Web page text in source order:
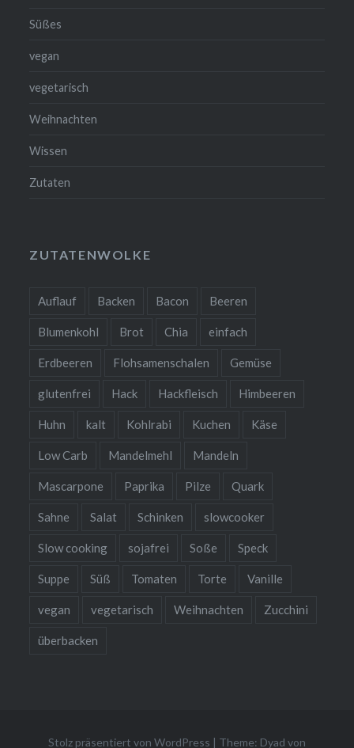
❆
Süßes
vegan
vegetarisch
Weihnachten
Wissen
Zutaten
ZUTATENWOLKE
Auflauf Backen Bacon Beeren
Blumenkohl Brot Chia einfach
Erdbeeren Flohsamenschalen Gemüse
glutenfrei Hack Hackfleisch Himbeeren
Huhn kalt Kohlrabi Kuchen Käse
Low Carb Mandelmehl Mandeln
Mascarpone Paprika Pilze Quark
Sahne Salat Schinken slowcooker
Slow cooking sojafrei Soße Speck
Suppe Süß Tomaten Torte Vanille
vegan vegetarisch Weihnachten Zucchini
überbacken
Stolz präsentiert von WordPress | Theme: Dyad von